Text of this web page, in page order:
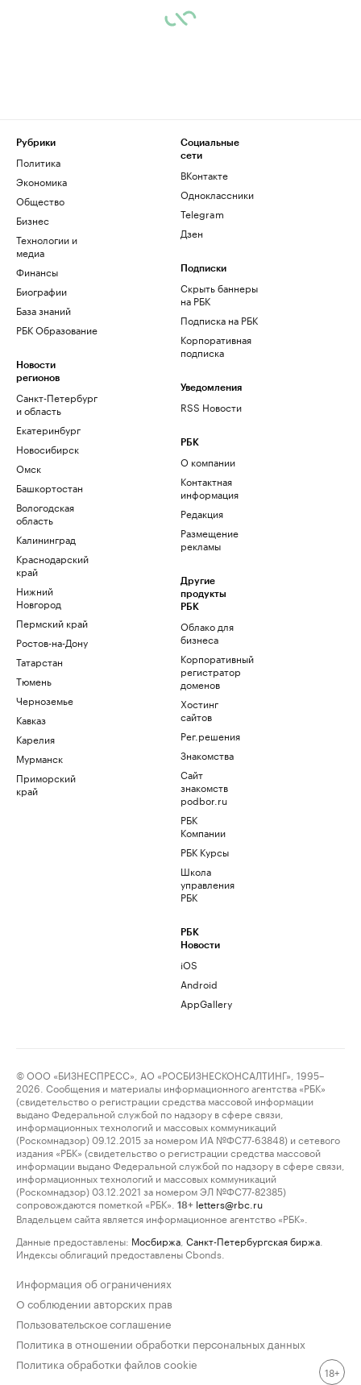
Рубрики
Политика
Экономика
Общество
Бизнес
Технологии и
медиа
Финансы
Биографии
База знаний
РБК Образование
Новости
регионов
Санкт-Петербург
и область
Екатеринбург
Новосибирск
Омск
Башкортостан
Вологодская
область
Калининград
Краснодарский
край
Нижний
Новгород
Пермский край
Ростов-на-Дону
Татарстан
Тюмень
Черноземье
Кавказ
Карелия
Мурманск
Приморский
край
Социальные
сети
ВКонтакте
Одноклассники
Telegram
Дзен
Подписки
Скрыть баннеры
на РБК
Подписка на РБК
Корпоративная
подписка
Уведомления
RSS Новости
РБК
О компании
Контактная
информация
Редакция
Размещение
рекламы
Другие
продукты
РБК
Облако для
бизнеса
Корпоративный
регистратор
доменов
Хостинг
сайтов
Рег.решения
Знакомства
Сайт
знакомств
podbor.ru
РБК
Компании
РБК Курсы
Школа
управления
РБК
РБК
Новости
iOS
Android
AppGallery
© ООО «БИЗНЕСПРЕСС», АО «РОСБИЗНЕСКОНСАЛТИНГ», 1995–
2026. Сообщения и материалы информационного агентства «РБК»
(свидетельство о регистрации средства массовой информации
выдано Федеральной службой по надзору в сфере связи,
информационных технологий и массовых коммуникаций
(Роскомнадзор) 09.12.2015 за номером ИА №ФС77-63848) и сетевого
издания «РБК» (свидетельство о регистрации средства массовой
информации выдано Федеральной службой по надзору в сфере связи,
информационных технологий и массовых коммуникаций
(Роскомнадзор) 03.12.2021 за номером ЭЛ №ФС77-82385)
сопровождаются пометкой «РБК».
18+ letters@rbc.ru
Владельцем сайта является информационное агентство «РБК».
Данные предоставлены: Мосбиржа Санкт-Петербургская биржа
Индексы облигаций предоставлены Cbonds.
Информация об ограничениях
О соблюдении авторских прав
Пользовательское соглашение
Политика в отношении обработки персональных данных
Политика обработки файлов cookie
18+